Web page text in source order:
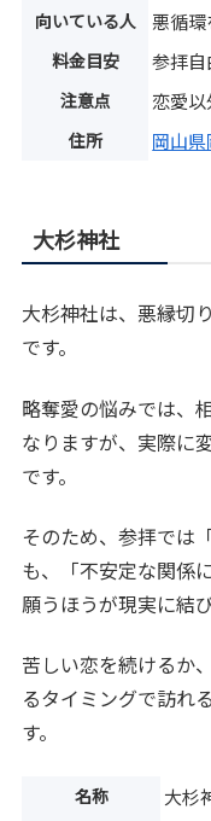
向いている人 悪循
料金目安 参拝
注意点 恋愛
住所 岡山
大杉神社
大杉神社は、悪縁切
です。
略奪愛の悩みでは、
なりますが、実際に
です。
そのため、参拝では
も、「不安定な関係
願うほうが現実に結
苦しい恋を続けるか
るタイミングで訪れ
す。
名称 大杉